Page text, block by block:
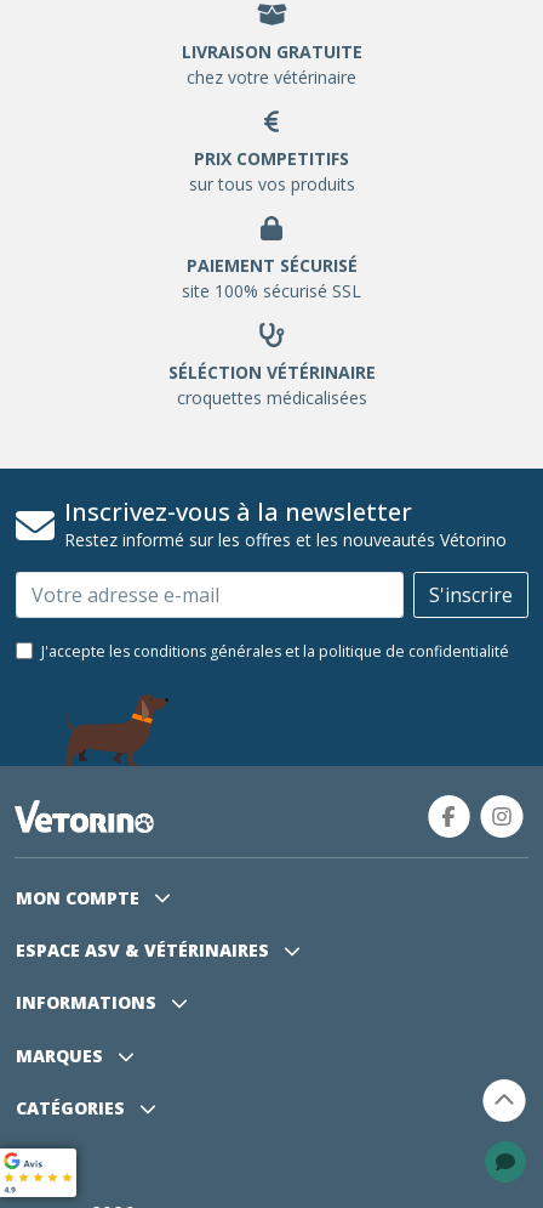
LIVRAISON GRATUITE
chez votre vétérinaire
PRIX COMPETITIFS
sur tous vos produits
PAIEMENT SÉCURISÉ
site 100% sécurisé SSL
SÉLÉCTION VÉTÉRINAIRE
croquettes médicalisées
Inscrivez-vous à la newsletter
Restez informé sur les offres et les nouveautés Vétorino
Email S'inscrire
J'accepte les conditions générales et la politique de confidentialité
MON COMPTE
ESPACE ASV & VÉTÉRINAIRES
INFORMATIONS
MARQUES
CATÉGORIES